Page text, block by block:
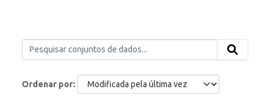
Ordenar por